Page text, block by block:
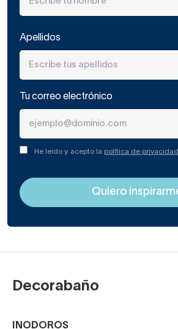
Apellidos
Tu correo electrónico
He leído y acepto la política de privacidad
Decorabaño
INODOROS